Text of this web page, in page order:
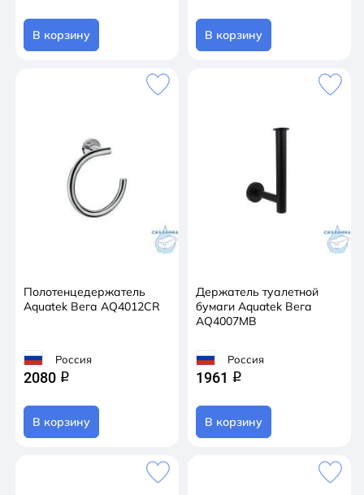
В корзину В корзину
Полотенцедержатель
Aquatek Вега AQ4012CR
Россия
2080 q
В корзину
Держатель туалетной
бумаги Aquatek Вега
AQ4007MB
Россия
1961 q
В корзину